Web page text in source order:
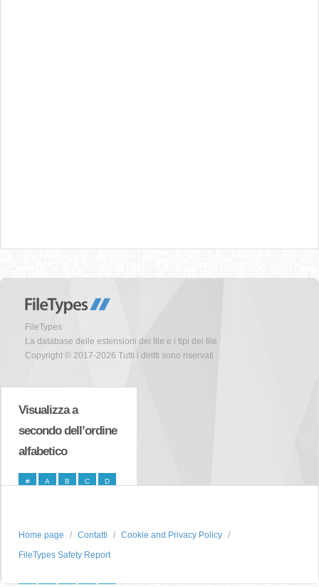
FileTypes
La database delle estensioni dei file e i tipi dei file
Copyright © 2017-2026 Tutti i diritti sono riservati
Visualizza a
secondo dell’ordine
alfabetico
# A B C D
O P Q R S
Home page Contatti
Cookie and Privacy Policy
FileTypes Safety Report